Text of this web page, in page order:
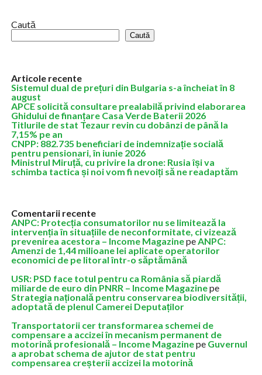
Caută
Caută
Articole recente
Sistemul dual de prețuri din Bulgaria s-a încheiat în 8
august
APCE solicită consultare prealabilă privind elaborarea
Ghidului de finanțare Casa Verde Baterii 2026
Titlurile de stat Tezaur revin cu dobânzi de până la
7,15% pe an
CNPP: 882.735 beneficiari de indemnizație socială
pentru pensionari, în iunie 2026
Ministrul Miruță, cu privire la drone: Rusia își va
schimba tactica și noi vom fi nevoiți să ne readaptăm
Comentarii recente
ANPC: Protecția consumatorilor nu se limitează la
intervenția în situațiile de neconformitate, ci vizează
prevenirea acestora – Income MagazinepeANPC:
Amenzi de 1,44 milioane lei aplicate operatorilor
economici de pe litoral într-o săptămână
USR: PSD face totul pentru ca România să piardă
miliarde de euro din PNRR – Income Magazinepe
Strategia națională pentru conservarea biodiversității,
adoptată de plenul Camerei Deputaților
Transportatorii cer transformarea schemei de
compensare a accizei în mecanism permanent de
motorină profesională – Income Magazinepe Guvernul
a aprobat schema de ajutor de stat pentru
compensarea creșterii accizei la motorină